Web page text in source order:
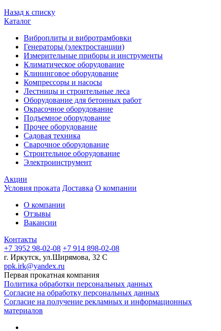
Назад к списку
Каталог
Виброплиты и вибротрамбовки
Генераторы (электростанции)
Измерительные приборы и инструменты
Климатическое оборудование
Клининговое оборудование
Компрессоры и насосы
Лестницы и строительные леса
Оборудование для бетонных работ
Окрасочное оборудование
Подъемное оборудование
Прочее оборудование
Садовая техника
Сварочное оборудование
Строительное оборудование
Электроинструмент
Акции
Условия проката Доставка О компании
О компании
Отзывы
Вакансии
Контакты
+7 3952 98-02-08 +7 914 898-02-08
г. Иркутск, ул.Ширямова, 32 С
ppk.irk@yandex.ru
Первая прокатная компания
Политика обработки персональных данных
Согласие на обработку персональных данных
Согласие на получение рекламных и информационных
материалов